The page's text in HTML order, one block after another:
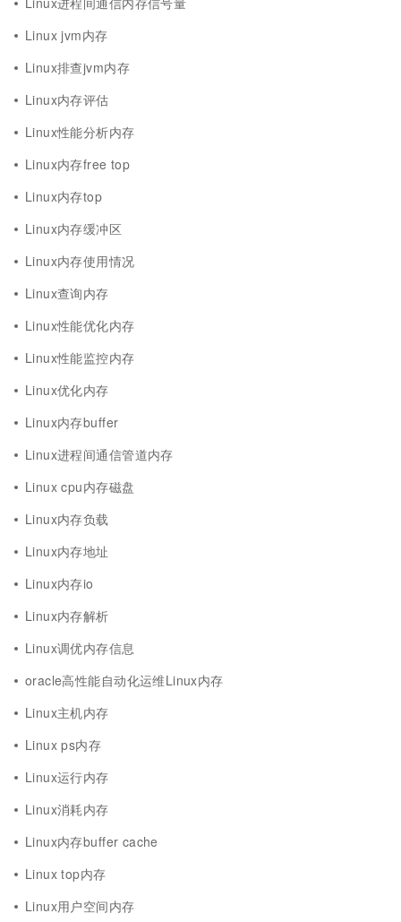
Linux jvm内存
Linux排查jvm内存
Linux内存评估
Linux性能分析内存
Linux内存free top
Linux内存top
Linux内存缓冲区
Linux内存使用情况
Linux查询内存
Linux性能优化内存
Linux性能监控内存
Linux优化内存
Linux内存buffer
Linux进程间通信管道内存
Linux cpu内存磁盘
Linux内存负载
Linux内存地址
Linux内存io
Linux内存解析
Linux调优内存信息
oracle高性能自动化运维Linux内存
Linux主机内存
Linux ps内存
Linux运行内存
Linux消耗内存
Linux内存buffer cache
Linux top内存
Linux用户空间内存